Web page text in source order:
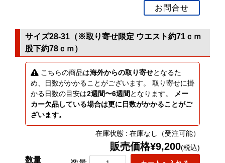
お問合せ
サイズ28-31（※取り寄せ限定 ウエスト約71ｃｍ
股下約78ｃｍ）
こちらの商品は海外からの取り寄せとなるた
め、日数がかかることがございます。 取り寄せに掛
かる日数の目安は2週間〜6週間 となります。
メー
カー欠品している場合は更に日数がかかることがご
ざいます。
在庫状態 : 在庫なし（受注可能）
販売価格¥9,200(税込)